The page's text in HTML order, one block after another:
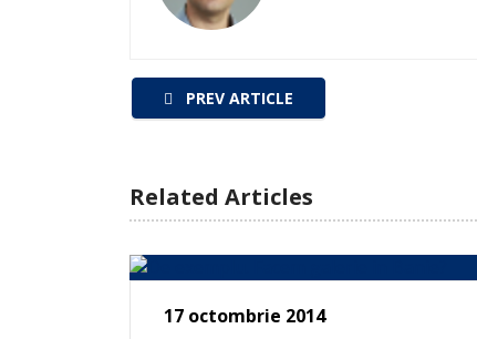
PREV ARTICLE
Related Articles
17 octombrie 2014